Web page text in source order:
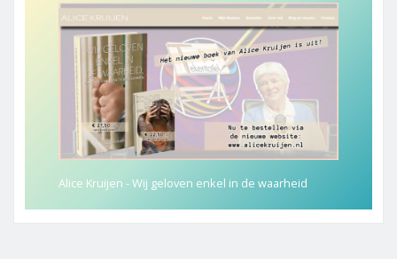
Alice Kruijen - Wij geloven enkel in de waarheid